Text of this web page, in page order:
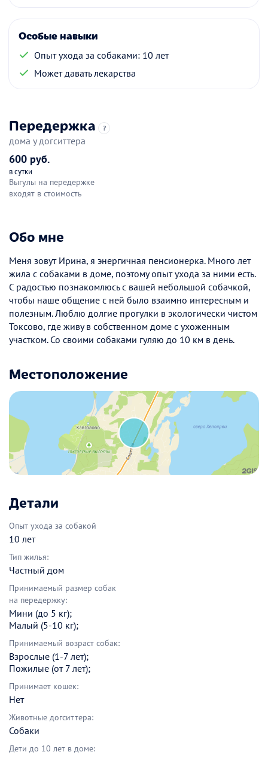
Особые навыки
Опыт ухода за собаками: 10 лет
Может давать лекарства
Передержка ?
дома у догситтера
600 руб.
в сутки
Выгулы на передержке
входят в стоимость
Обо мне
Меня зовут Ирина, я энергичная пенсионерка. Много лет
жила с собаками в доме, поэтому опыт ухода за ними есть.
С радостью познакомлюсь с вашей небольшой собачкой,
чтобы наше общение с ней было взаимно интересным и
полезным. Люблю долгие прогулки в экологически чистом
Токсово, где живу в собственном доме с ухоженным
участком. Со своими собаками гуляю до 10 км в день.
Местоположение
Детали
Опыт ухода за собакой
10 лет
Тип жилья:
Частный дом
Принимаемый размер собак
на передержку:
Мини (до 5 кг);
Малый (5-10 кг);
Принимаемый возраст собак:
Взрослые (1-7 лет);
Пожилые (от 7 лет);
Принимает кошек:
Нет
Животные догситтера:
Собаки
Дети до 10 лет в доме: